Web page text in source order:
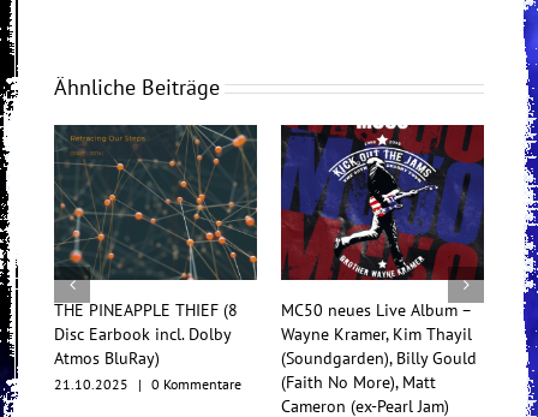
Ähnliche Beiträge
THE PINEAPPLE THIEF (8
Disc Earbook incl. Dolby
Atmos BluRay)
21.10.2025 | 0 Kommentare
MC50 neues Live Album –
Wayne Kramer, Kim Thayil
(Soundgarden), Billy Gould
(Faith No More), Matt
Cameron (ex-Pearl Jam)